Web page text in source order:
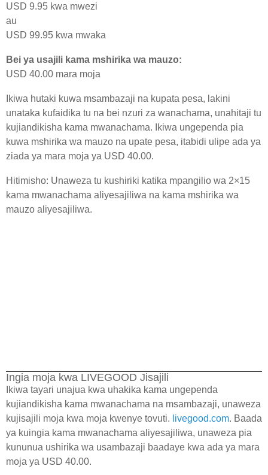
USD 9.95 kwa mwezi
au
USD 99.95 kwa mwaka
Bei ya usajili kama mshirika wa mauzo:
USD 40.00 mara moja
Ikiwa hutaki kuwa msambazaji na kupata pesa, lakini
unataka kufaidika tu na bei nzuri za wanachama, unahitaji tu
kujiandikisha kama mwanachama. Ikiwa ungependa pia
kuwa mshirika wa mauzo na upate pesa, itabidi ulipe ada ya
ziada ya mara moja ya USD 40.00.
Hitimisho: Unaweza tu kushiriki katika mpangilio wa 2×15
kama mwanachama aliyesajiliwa na kama mshirika wa
mauzo aliyesajiliwa.
Ingia moja kwa LIVEGOOD Jisajili
Ikiwa tayari unajua kwa uhakika kama ungependa
kujiandikisha kama mwanachama na msambazaji, unaweza
kujisajili moja kwa moja kwenye tovuti. livegood.com. Baada
ya kuingia kama mwanachama aliyesajiliwa, unaweza pia
kununua ushirika wa usambazaji baadaye kwa ada ya mara
moja ya USD 40.00.